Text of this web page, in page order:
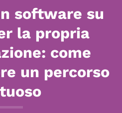
software su
la propria
come
un percorso